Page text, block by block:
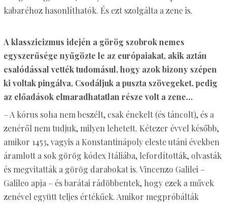
kabaréhoz hasonlíthatók. És ezt szolgálta a zene is.
A klasszicizmus idején a görög szobrok nemes
egyszerűsége nyűgözte le az európaiakat, akik aztán
csalódással vették tudomásul, hogy azok bizony szépen
ki voltak pingálva. Csodáljuk a puszta szövegeket, pedig
az előadások elmaradhatatlan része volt a zene…
– A kórus soha nem beszélt, csak énekelt (és táncolt), és a
zenéről nem tudjuk, milyen lehetett. Kétezer évvel később,
amikor 1453, vagyis a Konstantinápoly eleste utáni években
áramlott a sok görög kódex Itáliába, lefordították, olvasták
és megvitatták a görög darabokat is. Vincenzo Galilei –
Galileo apja – és barátai rádöbbentek, hogy ezek a művek
zenével együtt teljes értékűek. Amikor megpróbálták